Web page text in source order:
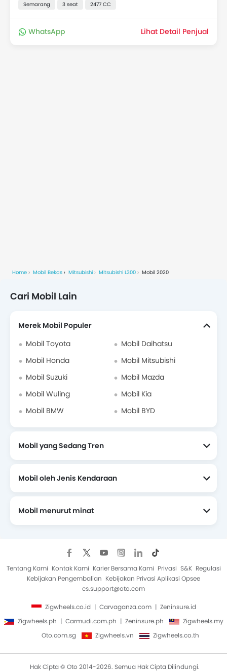
Semarang 3 seat 2477 CC
WhatsApp Lihat Detail Penjual
Home Mobil Bekas Mitsubishi Mitsubishi L300 Mobil 2020
Cari Mobil Lain
Merek Mobil Populer
Mobil Toyota
Mobil Daihatsu
Mobil Honda
Mobil Mitsubishi
Mobil Suzuki
Mobil Mazda
Mobil Wuling
Mobil Kia
Mobil BMW
Mobil BYD
Mobil yang Sedang Tren
Mobil oleh Jenis Kendaraan
Mobil menurut minat
Tentang Kami Kontak Kami Karier Bersama Kami Privasi S&K Regulasi
Kebijakan Pengembalian Kebijakan Privasi Aplikasi Opsee
cs.support@oto.com
Zigwheels.co.id Carvaganza.com
Zeninsure.id
Zigwheels.ph
Carmudi.com.ph Zeninsure.ph
Zigwheels.my
Oto.com.sg
Zigwheels.vn Zigwheels.co.th
Hak Cipta © Oto 2014-2026. Semua Hak Cipta Dilindungi.